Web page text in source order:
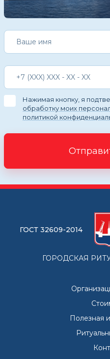
Нажимая кнопку, я
обработку моих
политикой
ГОСТ 32609-2014
ГОРОДСКАЯ
Полезная